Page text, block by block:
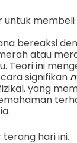
untuk
bereaksi
atau
Teori ini
signifikan
yang
hari ini.